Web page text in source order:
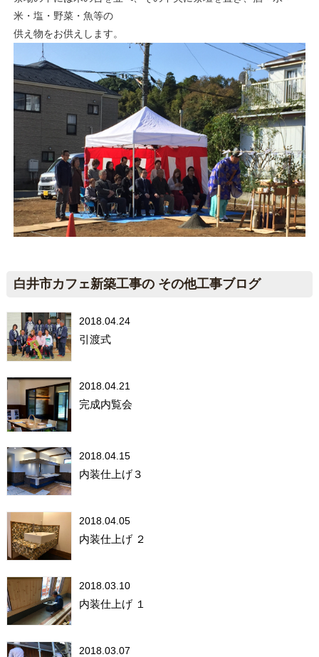
米・塩・野菜・魚等の
供え物をお供えします。
白井市カフェ新築工事の その他工事ブログ
2018.04.24
引渡式
2018.04.21
完成内覧会
2018.04.15
内装仕上げ３
2018.04.05
内装仕上げ ２
2018.03.10
内装仕上げ １
2018.03.07